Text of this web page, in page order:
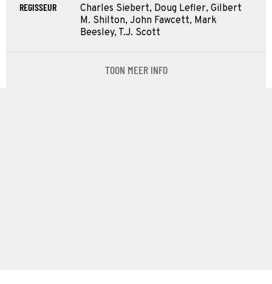
REGISSEUR
Charles Siebert, Doug Lefler, Gilbert
M. Shilton, John Fawcett, Mark
Beesley, T.J. Scott
TOON MEER INFO